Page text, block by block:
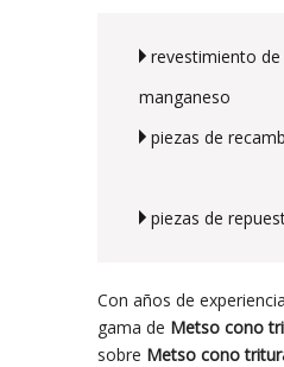
revestimiento
manganeso
piezas de
piezas de
Con años de
gama de Metso cono
sobre Metso cono